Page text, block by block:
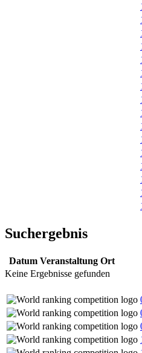
Suchergebnis
Datum Veranstaltung Ort
Keine Ergebnisse gefunden